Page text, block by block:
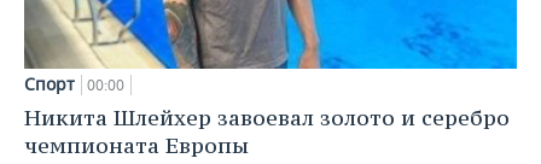
Спорт 00:00
Никита Шлейхер завоевал золото и серебро
чемпионата Европы